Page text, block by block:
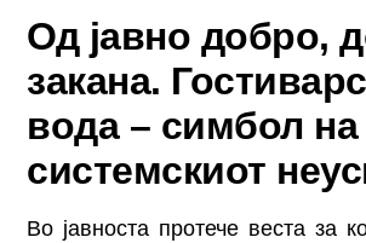
Од јавно добро,
закана.
вода – симбол на
системскиот
Во јавноста протече веста за